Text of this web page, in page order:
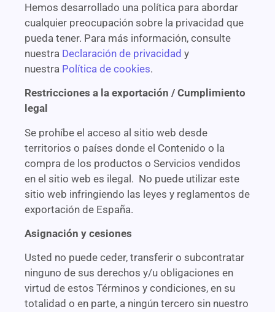
Hemos desarrollado una política para abordar
cualquier preocupación sobre la privacidad que
pueda tener. Para más información, consulte
nuestra Declaración de privacidad y
nuestra Política de cookies.
Restricciones a la exportación / Cumplimiento
legal
Se prohíbe el acceso al sitio web desde
territorios o países donde el Contenido o la
compra de los productos o Servicios vendidos
en el sitio web es ilegal. No puede utilizar este
sitio web infringiendo las leyes y reglamentos de
exportación de España.
Asignación y cesiones
Usted no puede ceder, transferir o subcontratar
ninguno de sus derechos y/u obligaciones en
virtud de estos Términos y condiciones, en su
totalidad o en parte, a ningún tercero sin nuestro